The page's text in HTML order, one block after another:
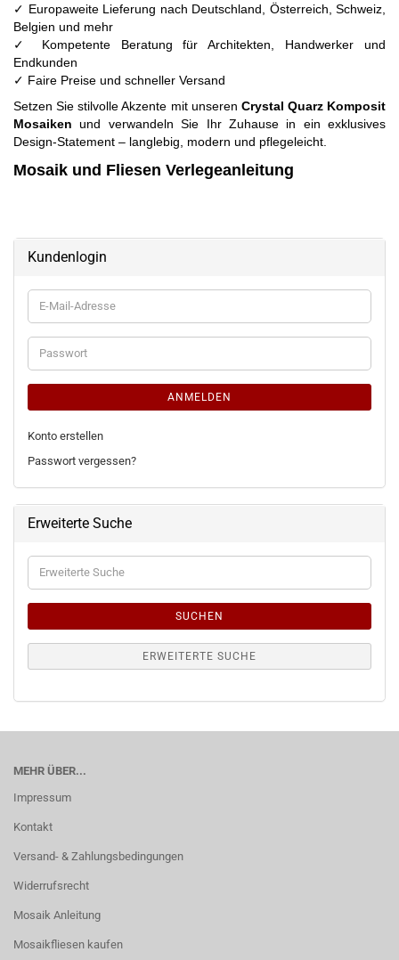
✓ Europaweite Lieferung nach Deutschland, Österreich, Schweiz,
Belgien und mehr
✓ Kompetente Beratung für Architekten, Handwerker und
Endkunden
✓ Faire Preise und schneller Versand
Setzen Sie stilvolle Akzente mit unseren Crystal Quarz Komposit
Mosaiken und verwandeln Sie Ihr Zuhause in ein exklusives
Design-Statement – langlebig, modern und pflegeleicht.
Mosaik und Fliesen Verlegeanleitung
Kundenlogin
E-
Mail-
Adresse
Passwort
ANMELDEN
Konto erstellen
Passwort vergessen?
Erweiterte Suche
Erweiterte
Suche
SUCHEN
ERWEITERTE SUCHE
MEHR ÜBER...
Impressum
Kontakt
Versand- & Zahlungsbedingungen
Widerrufsrecht
Mosaik Anleitung
Mosaikfliesen kaufen